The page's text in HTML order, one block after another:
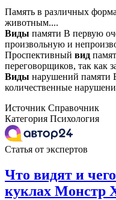
Память в различных
животным....
Виды памяти В первую
произвольную и
Проспективный вид
переговорщиков, так как
Виды нарушений памяти
количественные
Источник Справочник
Категория Психология
Статья от экспертов
Что видят и
куклах Монстр